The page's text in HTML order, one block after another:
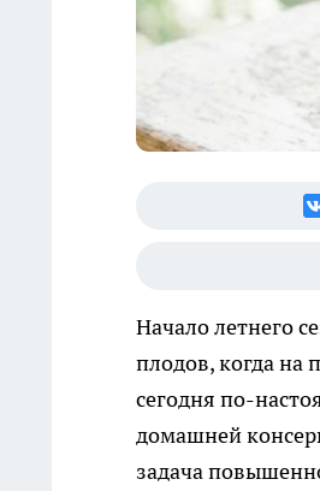
Начало летнего
плодов, когда на
сегодня по-
домашней
задача